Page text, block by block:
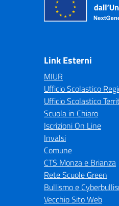
Link Esterni
MIUR
Ufficio Scolastico
Ufficio Scolastico
Scuola in Chiaro
Iscrizioni On Line
Invalsi
Comune
CTS Monza e Brianza
Rete Scuole Green
Bullismo e
Vecchio Sito Web